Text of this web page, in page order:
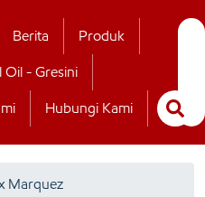
Berita Produk
Oil - Gresini
Hubungi Kami
Marquez